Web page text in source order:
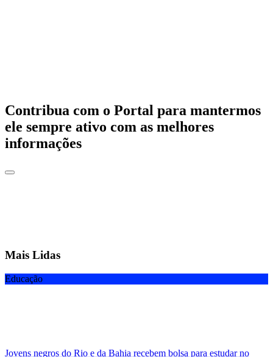
Contribua com o Portal para mantermos
ele sempre ativo com as melhores
informações
Mais Lidas
Educação
Jovens negros do Rio e da Bahia recebem bolsa para estudar no